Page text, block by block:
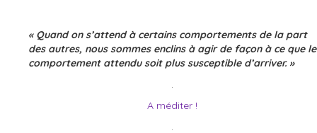
« Quand on s’attend à certains comportements de la part
des autres, nous sommes enclins à agir de façon à ce que le
comportement attendu soit plus susceptible d’arriver. »
.
A méditer !
.